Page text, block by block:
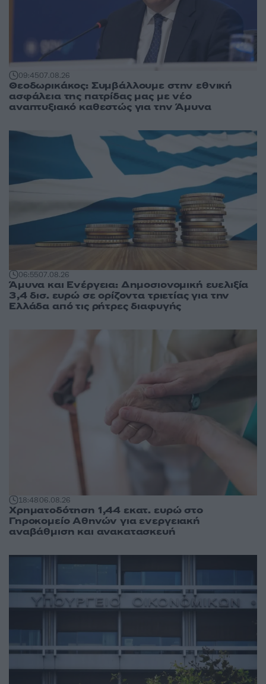
09:4507.08.26
Θεοδωρικάκος: Συμβάλλουμε στην εθνική
ασφάλεια της πατρίδας μας με νέο
αναπτυξιακό καθεστώς για την Άμυνα
06:5507.08.26
Άμυνα και Ενέργεια: Δημοσιονομική ευελιξία
3,4 δισ. ευρώ σε ορίζοντα τριετίας για την
Ελλάδα από τις ρήτρες διαφυγής
18:4806.08.26
Χρηματοδότηση 1,44 εκατ. ευρώ στο
Γηροκομείο Αθηνών για ενεργειακή
αναβάθμιση και ανακατασκευή